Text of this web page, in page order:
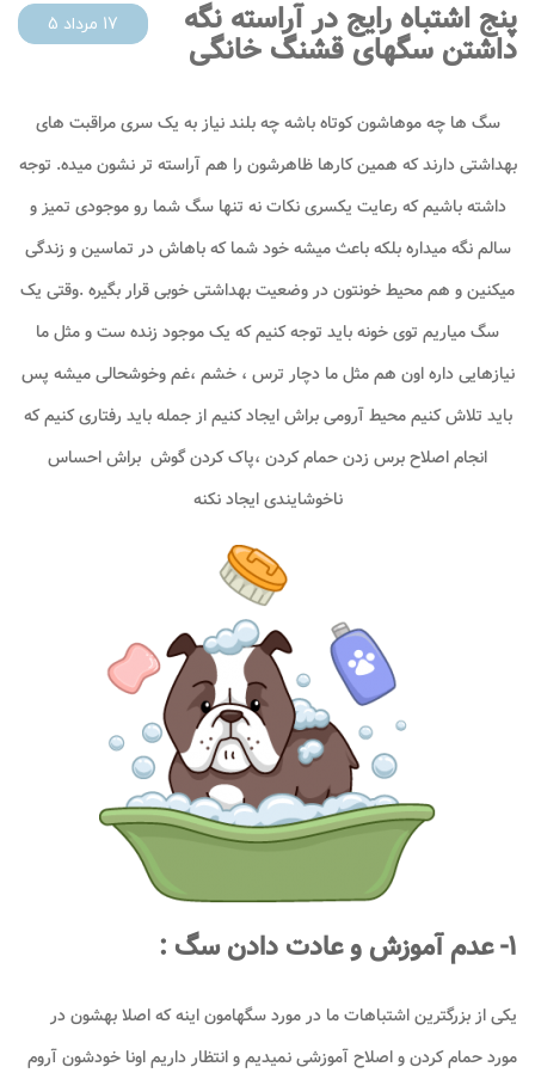
17 مرداد 5 پنج اشتباه رایج در آراسته نگه
داشتن سگهای قشنگ خانگی
سگ ها چه موهاشون کوتاه باشه چه بلند نیاز به یک سری مراقبت های
بهداشتی دارند که همین کارها ظاهرشون را هم آراسته تر نشون میده. توجه
داشته باشیم که رعایت یکسری نکات نه تنها سگ شما رو موجودی تمیز و
سالم نگه میداره بلکه باعث میشه خود شما که باهاش در تماسین و زندگی
میکنین و هم محیط خونتون در وضعیت بهداشتی خوبی قرار بگیره .وقتی یک
سگ میاریم توی خونه باید توجه کنیم که یک موجود زنده ست و مثل ما
نیازهایی داره اون هم مثل ما دچار ترس ، خشم ،غم وخوشحالی میشه پس
باید تلاش کنیم محیط آرومی براش ایجاد کنیم از جمله باید رفتاری کنیم که
انجام اصلاح برس زدن حمام کردن ،پاک کردن گوش براش احساس
ناخوشایندی ایجاد نکنه
۱- عدم آموزش و عادت دادن سگ :
یکی از بزرگترین اشتباهات ما در مورد سگهامون اینه که اصلا بهشون در
مورد حمام کردن و اصلاح آموزشی نمیدیم و انتظار داریم اونا خودشون آروم